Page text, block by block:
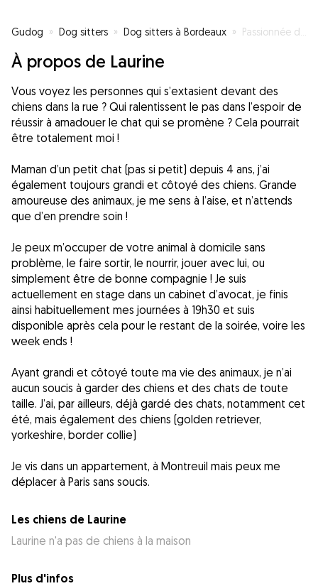
Gudog » Dog sitters » Dog sitters à Bordeaux » Passionnée des amoureux
À propos de Laurine
Vous voyez les personnes qui s’extasient devant des
chiens dans la rue ? Qui ralentissent le pas dans l’espoir de
réussir à amadouer le chat qui se promène ? Cela pourrait
être totalement moi !
Maman d’un petit chat (pas si petit) depuis 4 ans, j’ai
également toujours grandi et côtoyé des chiens. Grande
amoureuse des animaux, je me sens à l’aise, et n’attends
que d’en prendre soin !
Je peux m’occuper de votre animal à domicile sans
problème, le faire sortir, le nourrir, jouer avec lui, ou
simplement être de bonne compagnie ! Je suis
actuellement en stage dans un cabinet d’avocat, je finis
ainsi habituellement mes journées à 19h30 et suis
disponible après cela pour le restant de la soirée, voire les
week ends !
Ayant grandi et côtoyé toute ma vie des animaux, je n’ai
aucun soucis à garder des chiens et des chats de toute
taille. J’ai, par ailleurs, déjà gardé des chats, notamment cet
été, mais également des chiens (golden retriever,
yorkeshire, border collie)
Je vis dans un appartement, à Montreuil mais peux me
déplacer à Paris sans soucis.
Les chiens de Laurine
Laurine n'a pas de chiens à la maison
Plus d'infos